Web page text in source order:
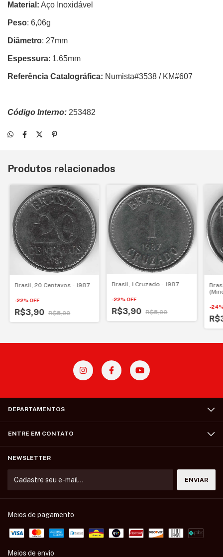
Material: Aço Inoxidável
Peso: 6,06g
Diâmetro: 27mm
Espessura: 1,65mm
Referência Catalográfica: Numista#3538 / KM#607
Código Interno: 253482
Produtos relacionados
Brasil, 20 Centavos - 1987
-22%OFF
R$3,90 R$5,00
Brasil, 1 Cruzado - 1987
-22%OFF
R$3,90 R$5,00
-24
DEPARTAMENTOS
ENTRE EM CONTATO
NEWSLETTER
Meios de pagamento
Meios de envio